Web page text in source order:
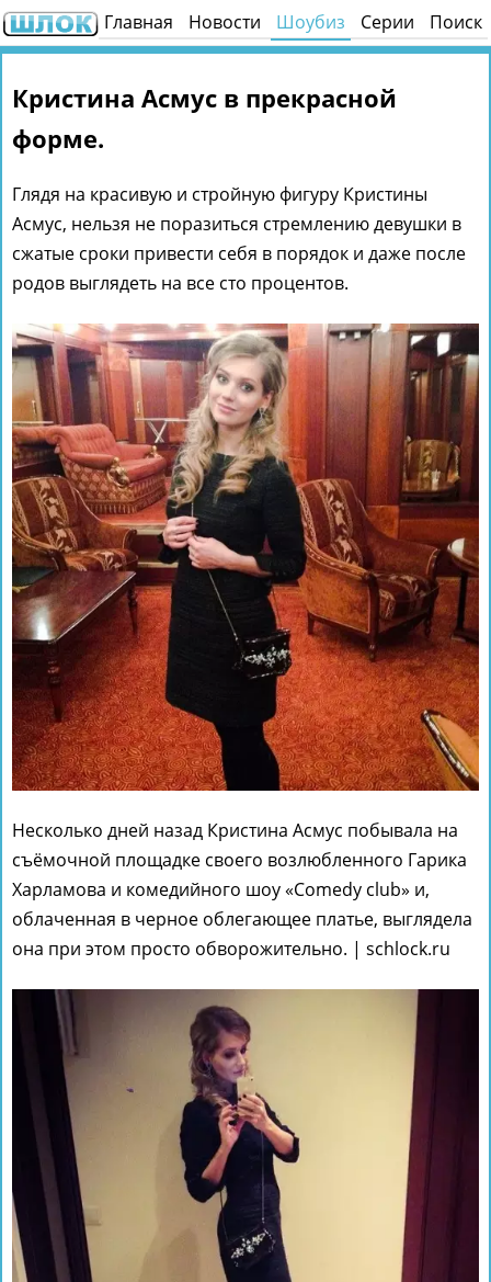
Главная Новости Шоубиз Серии Поиск
Кристина Асмус в прекрасной
форме.
Глядя на красивую и стройную фигуру Кристины
Асмус, нельзя не поразиться стремлению девушки в
сжатые сроки привести себя в порядок и даже после
родов выглядеть на все сто процентов.
Несколько дней назад Кристина Асмус побывала на
съёмочной площадке своего возлюбленного Гарика
Харламова и комедийного шоу «Comedy club» и,
облаченная в черное облегающее платье, выглядела
она при этом просто обворожительно. | schlock.ru